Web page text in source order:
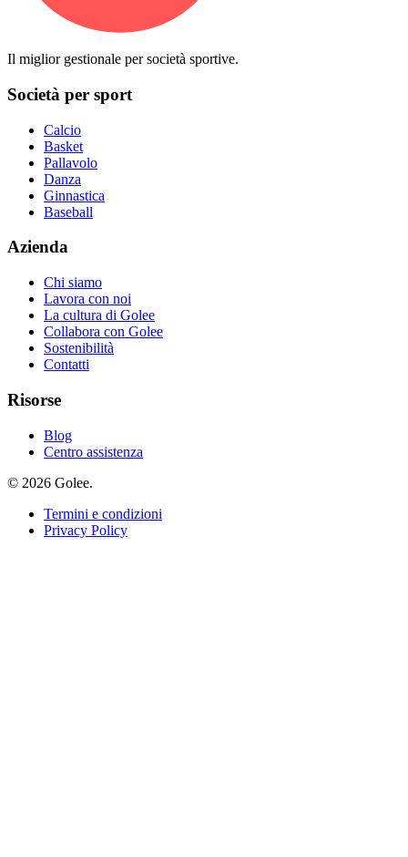
Il miglior gestionale per società sportive.
Società per sport
Calcio
Basket
Pallavolo
Danza
Ginnastica
Baseball
Azienda
Chi siamo
Lavora con noi
La cultura di Golee
Collabora con Golee
Sostenibilità
Contatti
Risorse
Blog
Centro assistenza
© 2026 Golee.
Termini e condizioni
Privacy Policy